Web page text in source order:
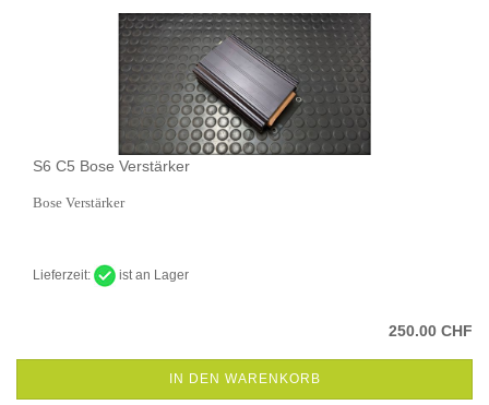
S6 C5 Bose Verstärker
Bose Verstärker
Lieferzeit: ist an Lager
250.00 CHF
IN DEN WARENKORB